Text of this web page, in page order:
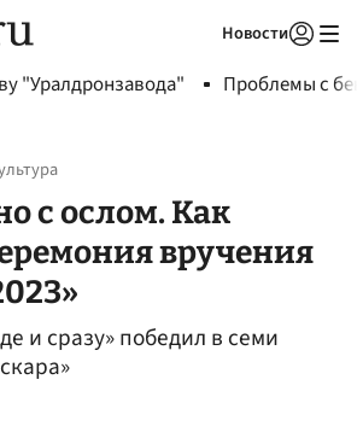
Новости
"Уралдронзавода" Проблемы с
с ослом. Как
вручения
и сразу» победил в семи